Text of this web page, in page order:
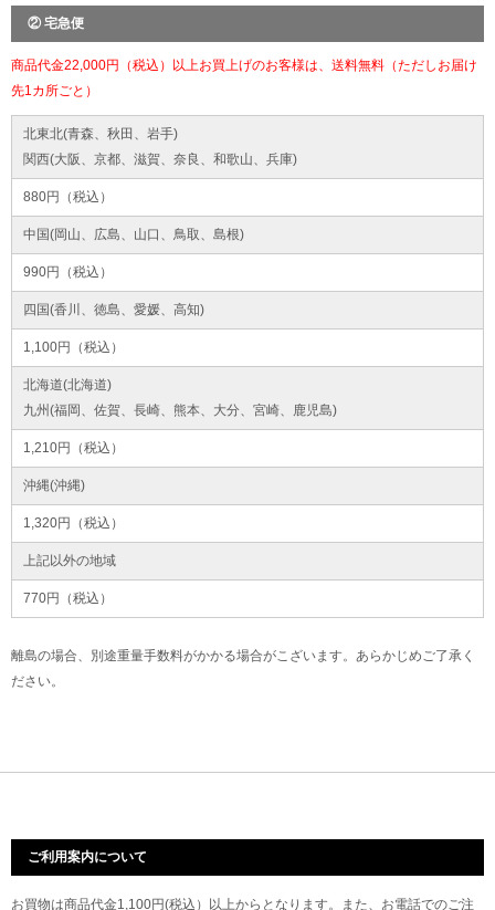
② 宅急便
商品代金22,000円（税込）以上お買上げのお客様は、送料無料（ただしお届け
先1カ所ごと）
北東北(青森、秋田、岩手)
関西(大阪、京都、滋賀、奈良、和歌山、兵庫)
880円（税込）
中国(岡山、広島、山口、鳥取、島根)
990円（税込）
四国(香川、徳島、愛媛、高知)
1,100円（税込）
北海道(北海道)
九州(福岡、佐賀、長崎、熊本、大分、宮崎、鹿児島)
1,210円（税込）
沖縄(沖縄)
1,320円（税込）
上記以外の地域
770円（税込）
離島の場合、別途重量手数料がかかる場合がこざいます。あらかじめご了承く
ださい。
ご利用案内について
お買物は商品代金1,100円(税込）以上からとなります。また、お電話でのご注